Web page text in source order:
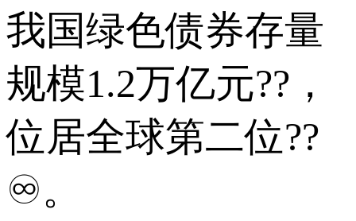
我国绿色债券存量
规模1.2万亿元??，
位居全球第二位??
♾。